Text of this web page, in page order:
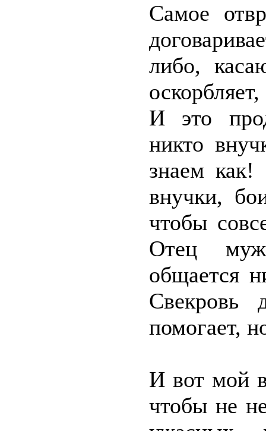
Самое
либо,
И это
никто
знаем
внучки,
чтобы
Отец
общается
Свекровь
помогает,
И вот мой
чтобы не